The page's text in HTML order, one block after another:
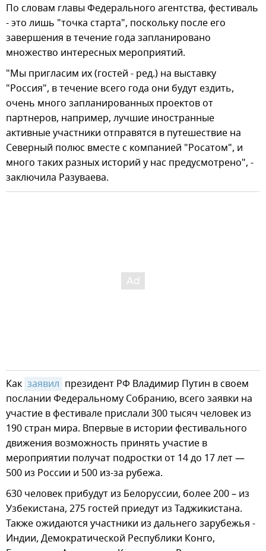
По словам главы Федерального агентства, фестиваль
- это лишь "точка старта", поскольку после его
завершения в течение года запланировано
множество интересных мероприятий.
"Мы пригласим их (гостей - ред.) на выставку
"Россия", в течение всего года они будут ездить,
очень много запланированных проектов от
партнеров, например, лучшие иностранные
активные участники отправятся в путешествие на
Северный полюс вместе с компанией "Росатом", и
много таких разных историй у нас предусмотрено", -
заключила Разуваева.
Как заявил президент РФ Владимир Путин в своем
послании Федеральному Собранию, всего заявки на
участие в фестивале прислали 300 тысяч человек из
190 стран мира. Впервые в истории фестивального
движения возможность принять участие в
мероприятии получат подростки от 14 до 17 лет —
500 из России и 500 из-за рубежа.
630 человек прибудут из Белоруссии, более 200 – из
Узбекистана, 275 гостей приедут из Таджикистана.
Также ожидаются участники из дальнего зарубежья -
Индии, Демократической Республики Конго,